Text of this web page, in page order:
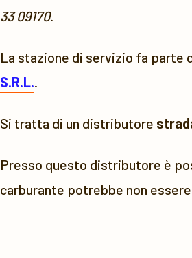
33 09170.
La stazione di servizio fa parte
S.R.L..
Si tratta di un distributore
Presso questo distributore è
carburante potrebbe non